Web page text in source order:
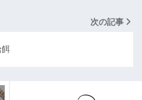
次の記事
餌